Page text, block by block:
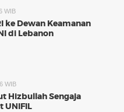
WIB
ke Dewan Keamanan
di Lebanon
WIB
Hizbullah Sengaja
UNIFIL